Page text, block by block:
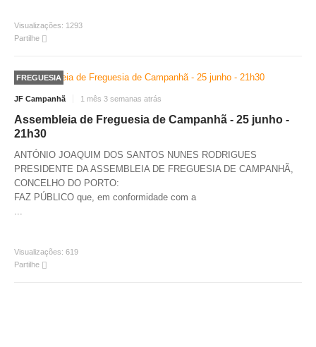
Visualizações: 1293
Partilhe
FREGUESIA
JF Campanhã 1 mês 3 semanas atrás
Assembleia de Freguesia de Campanhã - 25 junho -
21h30
ANTÓNIO JOAQUIM DOS SANTOS NUNES RODRIGUES
PRESIDENTE DA ASSEMBLEIA DE FREGUESIA DE CAMPANHÃ,
CONCELHO DO PORTO:
FAZ PÚBLICO que, em conformidade com a
...
Visualizações: 619
Partilhe